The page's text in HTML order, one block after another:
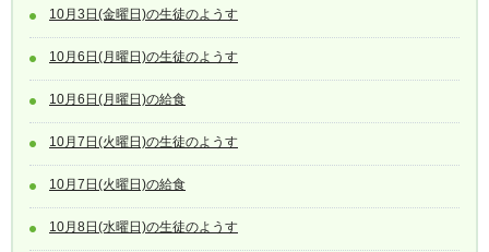
10月3日(金曜日)の生徒のようす
10月6日(月曜日)の生徒のようす
10月6日(月曜日)の給食
10月7日(火曜日)の生徒のようす
10月7日(火曜日)の給食
10月8日(水曜日)の生徒のようす